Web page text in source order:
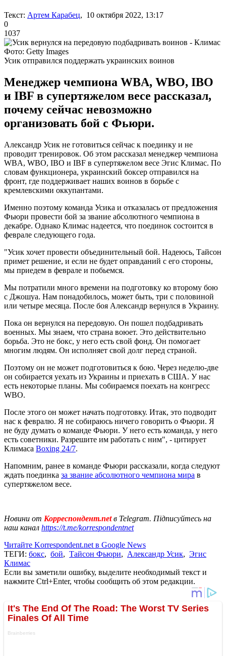
Текст: Артем Карабец, 10 октября 2022, 13:17
0
1037
Фото: Getty Images
Усик отправился поддержать украинских воинов
Менеджер чемпиона WBA, WBO, IBO
и IBF в супертяжелом весе рассказал,
почему сейчас невозможно
организовать бой с Фьюри.
Александр Усик не готовиться сейчас к поединку и не
проводит тренировок. Об этом рассказал менеджер чемпиона
WBA, WBO, IBO и IBF в супертяжелом весе Эгис Климас. По
словам функционера, украинский боксер отправился на
фронт, где поддерживает наших воинов в борьбе с
кремлевскими оккупантами.
Именно поэтому команда Усика и отказалась от предложения
Фьюри провести бой за звание абсолютного чемпиона в
декабре. Однако Климас надеется, что поединок состоится в
феврале следующего года.
"Усик хочет провести объединительный бой. Надеюсь, Тайсон
примет решение, и если не будет оправданий с его стороны,
мы приедем в феврале и побьемся.
Мы потратили много времени на подготовку ко второму бою
с Джошуа. Нам понадобилось, может быть, три с половиной
или четыре месяца. После боя Александр вернулся в Украину.
Пока он вернулся на передовую. Он пошел подбадривать
военных. Мы знаем, что страна воюет. Это действительно
борьба. Это не бокс, у него есть свой фонд. Он помогает
многим людям. Он исполняет свой долг перед страной.
Поэтому он не может подготовиться к бою. Через неделю-две
он собирается уехать из Украины и приехать в США. У нас
есть некоторые планы. Мы собираемся поехать на конгресс
WBO.
После этого он может начать подготовку. Итак, это подводит
нас к февралю. Я не собираюсь ничего говорить о Фьюри. Я
не буду думать о команде Фьюри. У него есть команда, у него
есть советники. Разрешите им работать с ним", - цитирует
Климаса Вoxing 24/7.
Напомним, ранее в команде Фьюри рассказали, когда следуют
ждать поединка за звание абсолютного чемпиона мира в
супертяжелом весе.
Новини от Корреспондент.netв Telegram. Підписуйтесь на
наш канал https://t.me/korrespondentnet
Читайте Korrespondent.net в Google News
ТЕГИ: бокс, бой, Тайсон Фьюри, Александр Усик, Эгис
Климас
Если вы заметили ошибку, выделите необходимый текст и
нажмите Ctrl+Enter, чтобы сообщить об этом редакции.